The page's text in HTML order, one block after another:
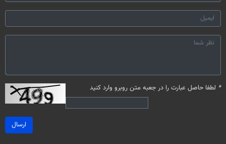
* لطفا حاصل عبارت را در جعبه متن روبرو وارد کنید
ارسال